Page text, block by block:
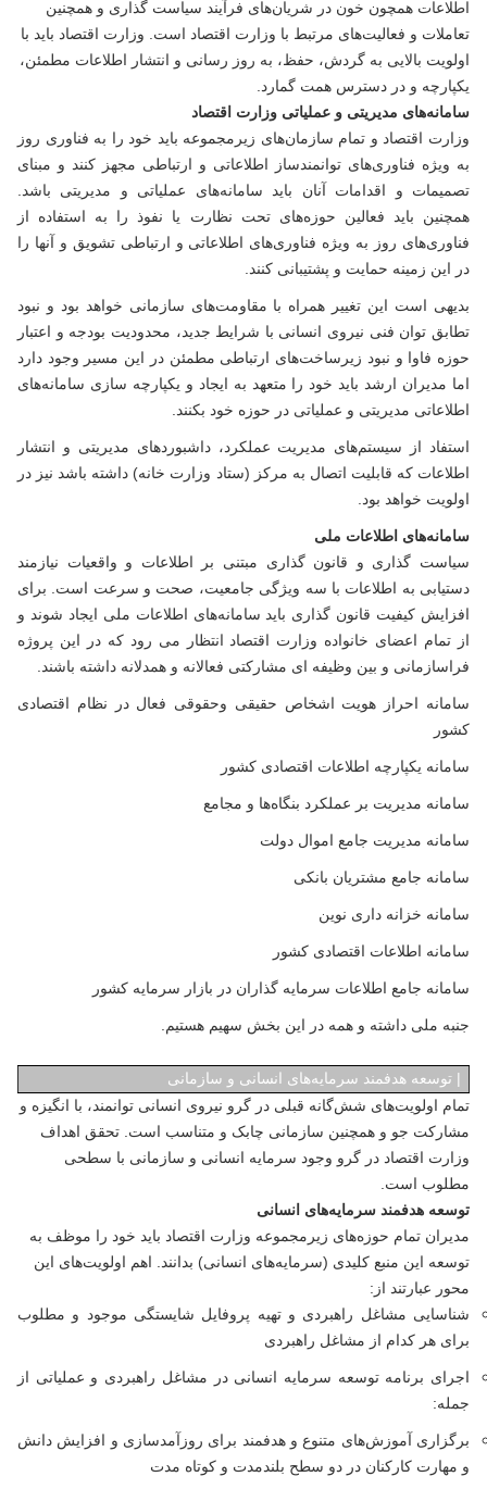
اطلاعات همچون خون در شریان‌های فرآیند سیاست گذاری و همچنین
تعاملات و فعالیت‌های مرتبط با وزارت اقتصاد است. وزارت اقتصاد باید با
اولویت بالایی به گردش، حفظ، به روز رسانی و انتشار اطلاعات مطمئن،
یکپارچه و در دسترس همت گمارد.
سامانه‌های مدیریتی و عملیاتی وزارت اقتصاد
وزارت اقتصاد و تمام سازمان‌های زیرمجموعه باید خود را به فناوری روز
به ویژه فناوری‌های توانمندساز اطلاعاتی و ارتباطی مجهز کنند و مبنای
تصمیمات و اقدامات آنان باید سامانه‌های عملیاتی و مدیریتی باشد.
همچنین باید فعالین حوزه‌های تحت نظارت یا نفوذ را به استفاده از
فناوری‌های روز به ویژه فناوری‌های اطلاعاتی و ارتباطی تشویق و آنها را
در این زمینه حمایت و پشتیبانی کنند.
بدیهی است این تغییر همراه با مقاومت‌های سازمانی خواهد بود و نبود
تطابق توان فنی نیروی انسانی با شرایط جدید، محدودیت بودجه و اعتبار
حوزه فاوا و نبود زیرساخت‌های ارتباطی مطمئن در این مسیر وجود دارد
اما مدیران ارشد باید خود را متعهد به ایجاد و یکپارچه سازی سامانه‌های
اطلاعاتی مدیریتی و عملیاتی در حوزه خود بکنند.
استفاد از سیستم‌های مدیریت عملکرد، داشبوردهای مدیریتی و انتشار
اطلاعات که قابلیت اتصال به مرکز (ستاد وزارت خانه) داشته باشد نیز در
اولویت خواهد بود.
سامانه‌های اطلاعات ملی
سیاست گذاری و قانون گذاری مبتنی بر اطلاعات و واقعیات نیازمند
دستیابی به اطلاعات با سه ویژگی جامعیت، صحت و سرعت است. برای
افزایش کیفیت قانون گذاری باید سامانه‌های اطلاعات ملی ایجاد شوند و
از تمام اعضای خانواده وزارت اقتصاد انتظار می رود که در این پروژه
فراسازمانی و بین وظیفه ای مشارکتی فعالانه و همدلانه داشته باشند.
سامانه احراز هویت اشخاص حقیقی وحقوقی فعال در نظام اقتصادی
کشور
سامانه یکپارچه اطلاعات اقتصادی کشور
سامانه مدیریت بر عملکرد بنگاه‌ها و مجامع
سامانه مدیریت جامع اموال دولت
سامانه جامع مشتریان بانکی
سامانه خزانه داری نوین
سامانه اطلاعات اقتصادی کشور
سامانه جامع اطلاعات سرمایه گذاران در بازار سرمایه کشور
جنبه ملی داشته و همه در این بخش سهیم هستیم.
| توسعه هدفمند سرمایه‌های انسانی و سازمانی
تمام اولویت‌های شش‌گانه قبلی در گرو نیروی انسانی توانمند، با انگیزه و
مشارکت جو و همچنین سازمانی چابک و متناسب است. تحقق اهداف
وزارت اقتصاد در گرو وجود سرمایه انسانی و سازمانی با سطحی
مطلوب است.
توسعه هدفمند سرمایه‌های انسانی
مدیران تمام حوزه‌های زیرمجموعه وزارت اقتصاد باید خود را موظف به
توسعه این منبع کلیدی (سرمایه‌های انسانی) بدانند. اهم اولویت‌های این
محور عبارتند از:
شناسایی مشاغل راهبردی و تهیه پروفایل شایستگی موجود و مطلوب
برای هر کدام از مشاغل راهبردی
اجرای برنامه توسعه سرمایه انسانی در مشاغل راهبردی و عملیاتی از
جمله:
برگزاری آموزش‌های متنوع و هدفمند برای روزآمدسازی و افزایش دانش
و مهارت کارکنان در دو سطح بلندمدت و کوتاه مدت